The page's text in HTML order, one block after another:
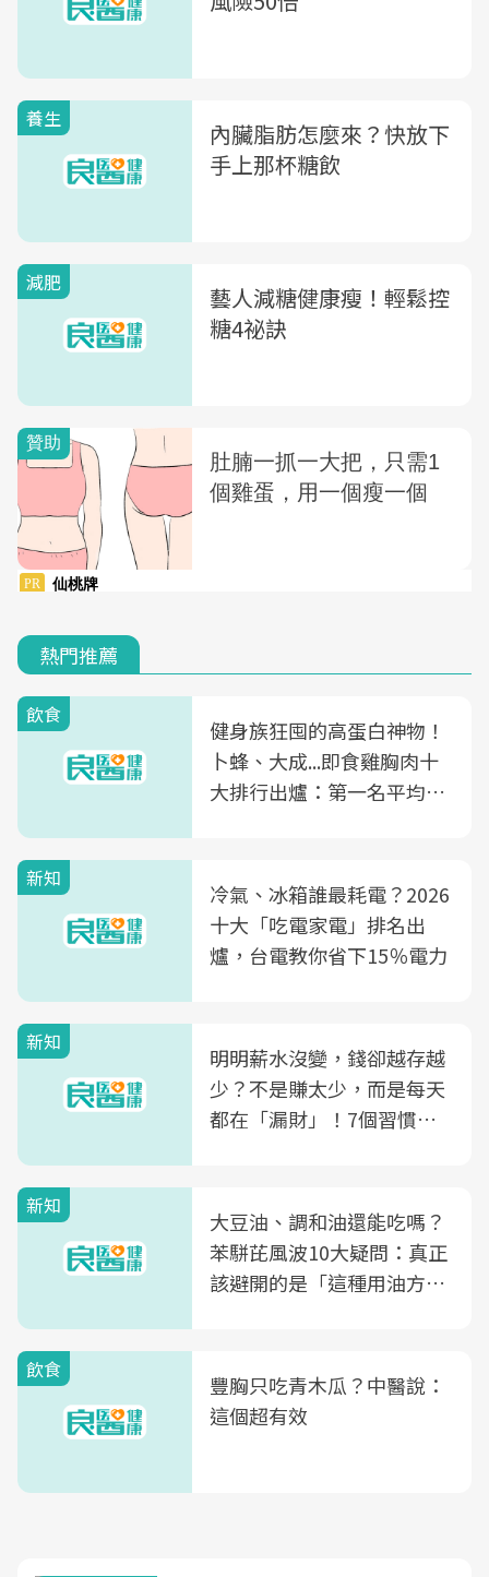
養生
內臟脂肪怎麼來？快放下
手上那杯糖飲
減肥
藝人減糖健康瘦！輕鬆控
糖4祕訣
熱門推薦
飲食
健身族狂囤的高蛋白神物！
卜蜂、大成...即食雞胸肉十
大排行出爐：第一名平均一
新知
冷氣、冰箱誰最耗電？2026
十大「吃電家電」排名出
爐，台電教你省下15％電力
新知
明明薪水沒變，錢卻越存越
少？不是賺太少，而是每天
都在「漏財」！7個習慣一
新知
大豆油、調和油還能吃嗎？
苯駢芘風波10大疑問：真正
該避開的是「這種用油方
飲食
豐胸只吃青木瓜？中醫說：
這個超有效